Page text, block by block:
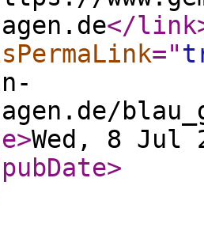
</link
="
>Wed, 8 Jul
>